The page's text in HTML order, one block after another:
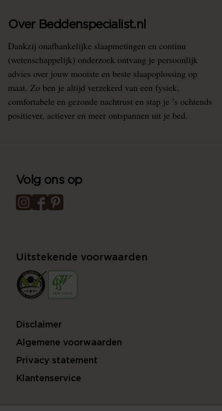
Over Beddenspecialist.nl
Dankzij onafhankelijke slaapmetingen en continu
(wetenschappelijk) onderzoek ontvang je persoonlijk
advies over jouw mooiste en beste slaapoplossing op
maat. Zo ben je altijd verzekerd van een fysiek,
comfortabele en gezonde nachtrust en stap je ’s ochtends
positiever, actiever en meer ontspannen uit je bed.
Volg ons op
Uitstekende voorwaarden
Disclaimer
Algemene voorwaarden
Privacy statement
Klantenservice